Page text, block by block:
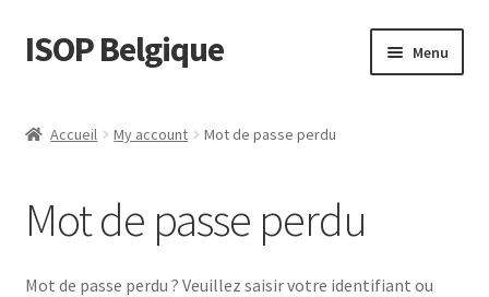
Aller
à
navigation
Aller
au
ISOP Belgique Menu
Ensembles de Sauvetage et de Survie
Vente en gros
Accueil My account Mot de passe perdu
Mot de passe perdu
Mot de passe perdu ? Veuillez saisir votre identifiant ou